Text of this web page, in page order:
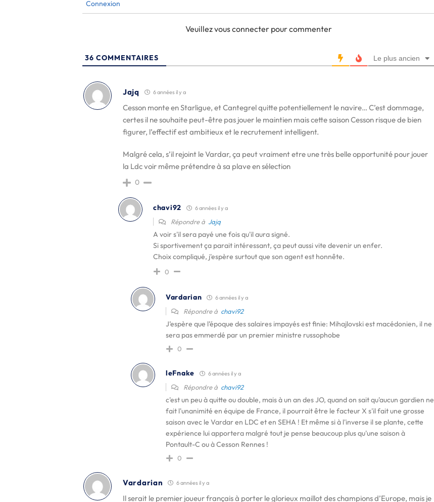
Connexion
Veuillez vous connecter pour commenter
36 COMMENTAIRES Le plus ancien
Jajq 6 années il y a
Cesson monte en Starligue, et Cantegrel quitte potentiellement le navire… C’est dommage,
certes il ne souhaite peut-être pas jouer le maintien mais cette saison Cesson risque de bien
figurer, l’effectif est ambitieux et le recrutement intelligent.
Malgré cela, s’il rejoint le Vardar, ça peut vraiment etre une très belle opportunité pour jouer
la Ldc voir même prétendre à sa plave en sélection
0
chavi92 6 années il y a
Répondre à Jajq
A voir s'il sera payé une fois qu'il aura signé.
Si sportivement ça parait intéressant, ça peut aussi vite devenir un enfer.
Choix compliqué, j'espère surtout que son agent est honnête.
0
Vardarian 6 années il y a
Répondre à chavi92
J’espère que l’époque des salaires impayés est finie: Mihajlovski est macédonien, il ne
sera pas emmerdé par un premier ministre russophobe
0
leFnake 6 années il y a
Répondre à chavi92
c'est un peu à quitte ou double, mais à un an des JO, quand on sait qu'aucun gardien ne
fait l'unanimité en équipe de France, il pourrait être le facteur X s'il fait une grosse
saison avec le Vardar en LDC et en SEHA ! Et même si à l'inverse il se plante, cette
expérience lui apportera malgré tout je pense beaucoup plus qu'une saison à
Pontault-C ou à Cesson Rennes !
0
Vardarian 6 années il y a
Il serait le premier joueur français à porter le glorieux maillot des champions d’Europe, mais je